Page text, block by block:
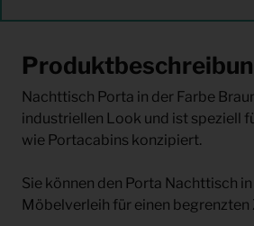
Nachttisch Porta in der Farbe
industriellen Look und ist speziell
wie Portacabins konzipiert.
Sie können den Porta Nachttisch
Möbelverleih für einen begrenzten